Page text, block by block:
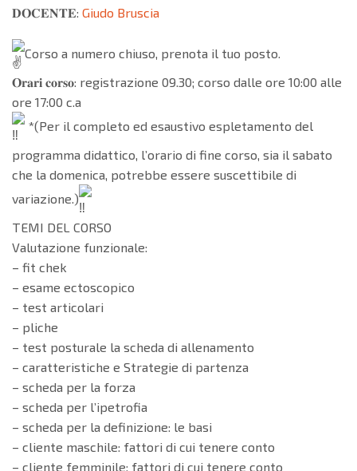
𝐃𝐎𝐂𝐄𝐍𝐓𝐄: Giudo Bruscia
Corso a numero chiuso, prenota il tuo posto.
𝐎𝐫𝐚𝐫𝐢 𝐜𝐨𝐫𝐬𝐨: registrazione 09.30; corso dalle ore 10:00 alle
ore 17:00 c.a
*(Per il completo ed esaustivo espletamento del
programma didattico, l’orario di fine corso, sia il sabato
che la domenica, potrebbe essere suscettibile di
variazione.)
TEMI DEL CORSO
Valutazione funzionale:
– fit chek
– esame ectoscopico
– test articolari
– pliche
– test posturale la scheda di allenamento
– caratteristiche e Strategie di partenza
– scheda per la forza
– scheda per l’ipetrofia
– scheda per la definizione: le basi
– cliente maschile: fattori di cui tenere conto
– cliente femminile: fattori di cui tenere conto